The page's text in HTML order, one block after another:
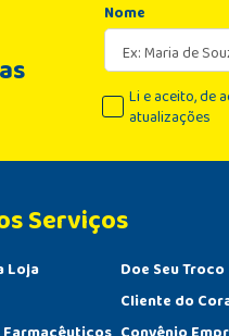
Nome
Li e aceito, de
atualizações
Loja
Doe Seu Troco
Cliente do